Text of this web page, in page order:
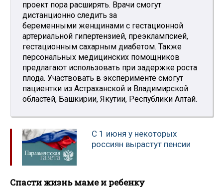
проект пора расширять. Врачи смогут
дистанционно следить за
беременными женщинами с гестационной
артериальной гипертензией, преэклампсией,
гестационным сахарным диабетом. Также
персональных медицинских помощников
предлагают использовать при задержке роста
плода. Участвовать в эксперименте смогут
пациентки из Астраханской и Владимирской
областей, Башкирии, Якутии, Республики Алтай.
С 1 июня у некоторых
россиян вырастут пенсии
Спасти жизнь маме и ребенку